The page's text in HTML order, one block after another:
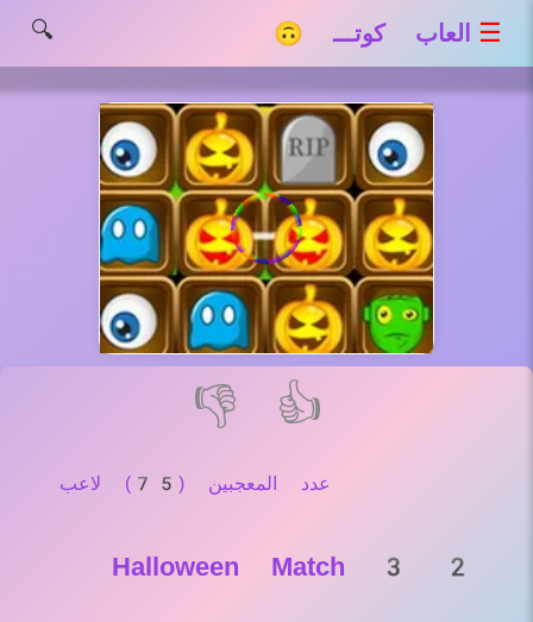
☰ العاب كوتـــ 🙃 🔍
👍
👎
عدد المعجبين (75) لاعب
Halloween Match 3 2